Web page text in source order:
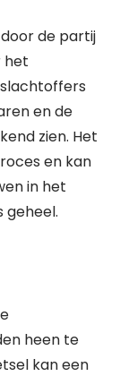
de partij
het
en de
zien. Het
en kan
in het
geheel.
heen te
kan een